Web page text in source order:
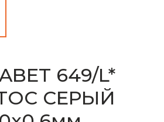
649/L*
СЕРЫЙ